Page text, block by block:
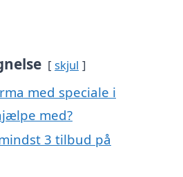
skjul
med speciale i
med?
3 tilbud på